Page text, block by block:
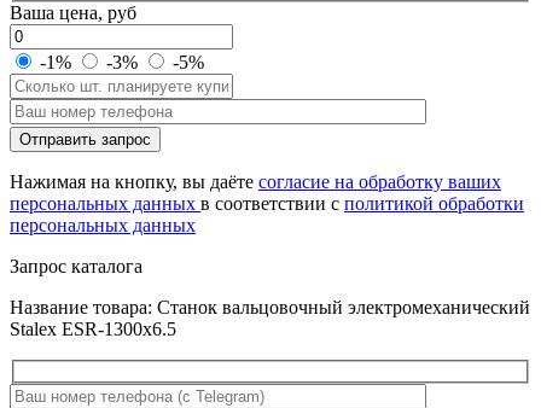
Ваша цена, руб
-1% -3% -5%
Оставьте
это
поле
пустым.
Отправить запрос
Нажимая на кнопку, вы даёте согласие на обработку ваших
персональных данных в соответствии с политикой обработки
персональных данных
Запрос каталога
Название товара: Станок вальцовочный электромеханический
Stalex ESR-1300x6.5